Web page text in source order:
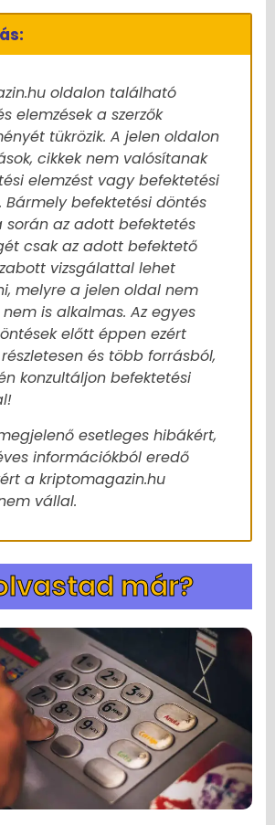
oldalon található
elemzések a szerzők
tükrözik. A jelen oldalon
cikkek nem valósítanak
elemzést vagy befektetési
befektetési döntés
során az adott befektetés
csak az adott befektető
vizsgálattal lehet
melyre a jelen oldal nem
is alkalmas. Az egyes
előtt éppen ezért
és több forrásból,
konzultáljon befektetési
esetleges hibákért,
információkból eredő
a kriptomagazin.hu
vállal.
már?